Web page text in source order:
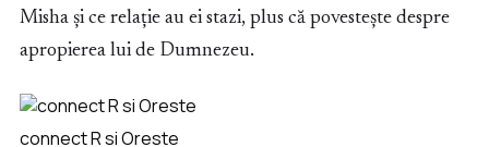
Misha și ce relație au ei stazi, plus că povestește despre
apropierea lui de Dumnezeu.
connect R si Oreste